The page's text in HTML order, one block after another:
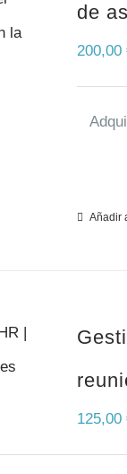
de
200,00
Añadir
125,00